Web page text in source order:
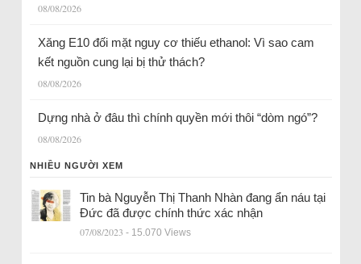
08/08/2026
Xăng E10 đối mặt nguy cơ thiếu ethanol: Vì sao cam
kết nguồn cung lại bị thử thách?
08/08/2026
Dựng nhà ở đâu thì chính quyền mới thôi “dòm ngó”?
08/08/2026
NHIỀU NGƯỜI XEM
Tin bà Nguyễn Thị Thanh Nhàn đang ẩn náu tại
Đức đã được chính thức xác nhận
07/08/2023 - 15.070 Views